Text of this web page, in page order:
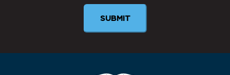
SUBMIT